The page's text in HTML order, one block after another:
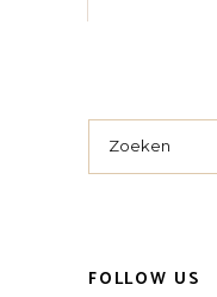
Search
for:
FOLLOW US